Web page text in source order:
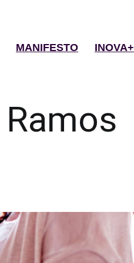
MANIFESTO INOVA+